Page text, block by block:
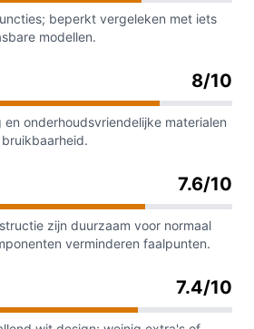
beperkt vergeleken met iets
modellen.
8/10
onderhoudsvriendelijke materialen
7.6/10
zijn duurzaam voor normaal
verminderen faalpunten.
7.4/10